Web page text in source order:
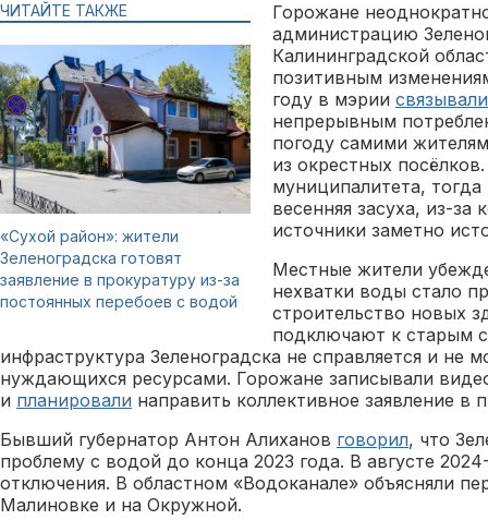
ЧИТАЙТЕ ТАКЖЕ
«Сухой район»: жители
Зеленоградска готовят
заявление в прокуратуру из-за
постоянных перебоев с водой
Горожане
администрацию
Калининградской
позитивным
году в мэрии связывали
непрерывным
погоду самими
из окрестных
муниципалитета,
весенняя засуха, из-
источники заметно
Местные жители
нехватки воды стало
строительство новых
подключают к старым
инфраструктура Зеленоградска не справляется и не
нуждающихся ресурсами. Горожане записывали
и планировали направить коллективное заявление в
Бывший губернатор Антон Алиханов говорил, что
проблему с водой до конца 2023 года. В августе
отключения. В областном «Водоканале» объясняли
Малиновке и на Окружной.